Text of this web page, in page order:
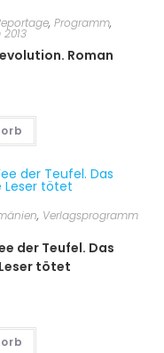
, Programm,
Roman
, Verlagsprogramm
der Teufel. Das
tötet